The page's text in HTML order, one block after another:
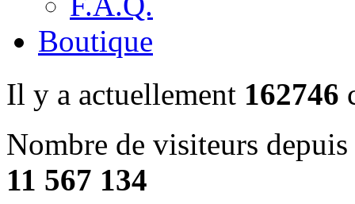
Boutique
Il y a actuellement 162746
Nombre de visiteurs
11 567 134